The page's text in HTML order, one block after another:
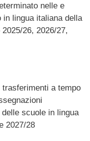
nelle e
lingua italiana della
26, 2026/27,
trasferimenti a tempo
scuole in lingua
2027/28